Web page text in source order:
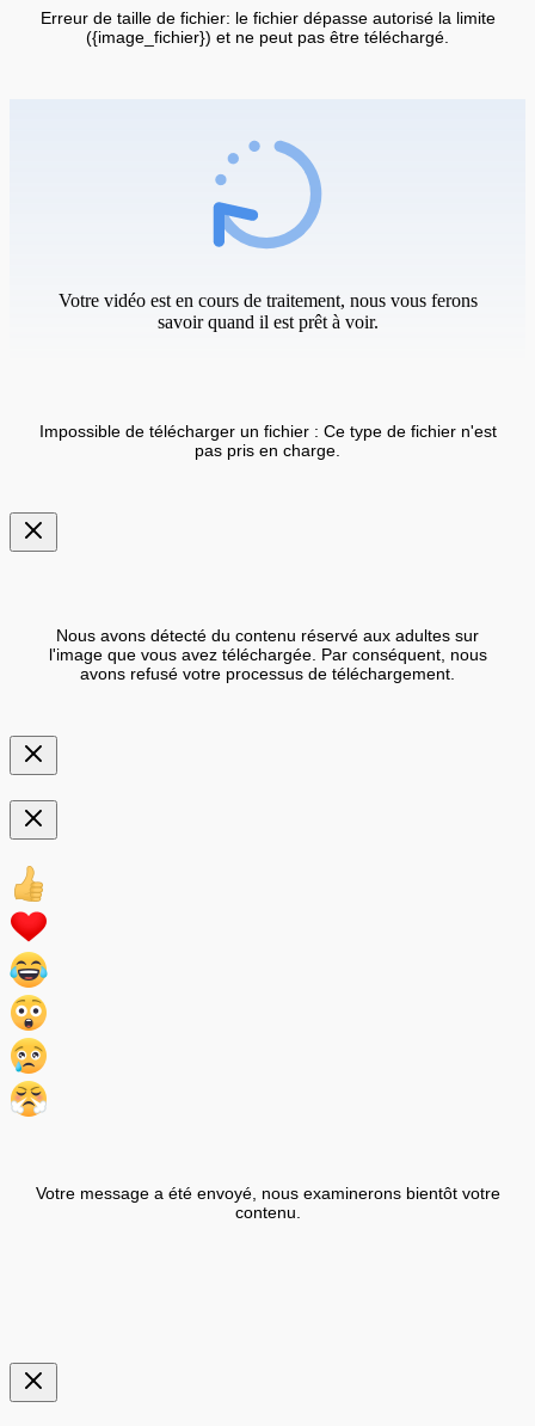
Erreur de taille de fichier: le fichier dépasse autorisé la limite
({image_fichier}) et ne peut pas être téléchargé.
Votre vidéo est en cours de traitement, nous vous ferons
savoir quand il est prêt à voir.
Impossible de télécharger un fichier : Ce type de fichier n'est
pas pris en charge.
Nous avons détecté du contenu réservé aux adultes sur
l'image que vous avez téléchargée. Par conséquent, nous
avons refusé votre processus de téléchargement.
Votre message a été envoyé, nous examinerons bientôt votre
contenu.